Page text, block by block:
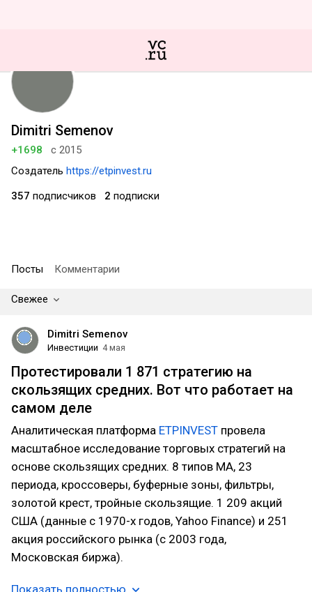
Dimitri Semenov
+1698
с 2015
Создатель https://etpinvest.ru
357 подписчиков 2 подписки
Посты Комментарии
Свежее
Dimitri Semenov
Инвестиции 4 мая
Протестировали 1 871 стратегию на
скользящих средних. Вот что работает на
самом деле
Аналитическая платформа ETPINVEST провела
масштабное исследование торговых стратегий на
основе скользящих средних. 8 типов MA, 23
периода, кроссоверы, буферные зоны, фильтры,
золотой крест, тройные скользящие. 1 209 акций
США (данные с 1970-х годов, Yahoo Finance) и 251
акция российского рынка (с 2003 года,
Московская биржа).
Показать полностью